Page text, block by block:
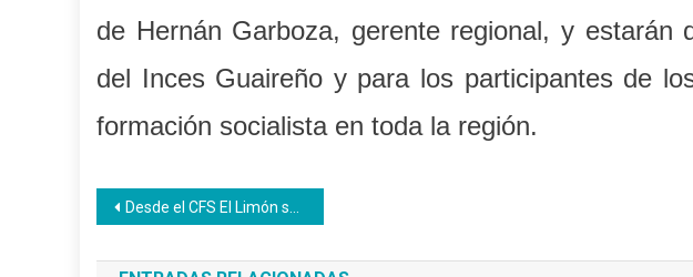
de Hernán Garboza, gerente regional, y estarán
del Inces Guaireño y para los participantes de
formación socialista en toda la región.
Navegación
de
Desde el CFS El Limón se crean proyectos y brigadas productivas